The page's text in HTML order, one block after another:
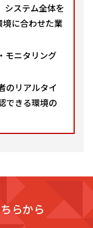
システム全体を
に合わせた業
モニタリング
のリアルタイ
できる環境の
らから